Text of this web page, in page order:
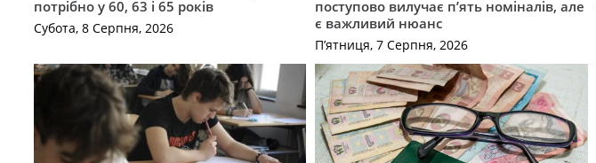
потрібно у 60, 63 і 65 років
Субота, 8 Серпня, 2026
поступово вилучає п’ять номіналів, але
є важливий нюанс
П’ятниця, 7 Серпня, 2026